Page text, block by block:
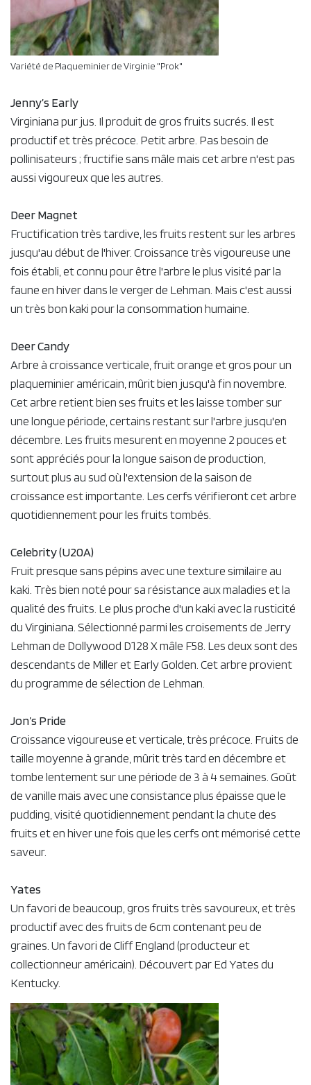
Variété de Plaqueminier de Virginie "Prok"
Jenny’s Early
Virginiana pur jus. Il produit de gros fruits sucrés. Il est
productif et très précoce. Petit arbre. Pas besoin de
pollinisateurs ; fructifie sans mâle mais cet arbre n'est pas
aussi vigoureux que les autres.
Deer Magnet
Fructification très tardive, les fruits restent sur les arbres
jusqu'au début de l'hiver. Croissance très vigoureuse une
fois établi, et connu pour être l'arbre le plus visité par la
faune en hiver dans le verger de Lehman. Mais c'est aussi
un très bon kaki pour la consommation humaine.
Deer Candy
Arbre à croissance verticale, fruit orange et gros pour un
plaqueminier américain, mûrit bien jusqu'à fin novembre.
Cet arbre retient bien ses fruits et les laisse tomber sur
une longue période, certains restant sur l'arbre jusqu'en
décembre. Les fruits mesurent en moyenne 2 pouces et
sont appréciés pour la longue saison de production,
surtout plus au sud où l'extension de la saison de
croissance est importante. Les cerfs vérifieront cet arbre
quotidiennement pour les fruits tombés.
Celebrity (U20A)
Fruit presque sans pépins avec une texture similaire au
kaki. Très bien noté pour sa résistance aux maladies et la
qualité des fruits. Le plus proche d'un kaki avec la rusticité
du Virginiana. Sélectionné parmi les croisements de Jerry
Lehman de Dollywood D128 X mâle F58. Les deux sont des
descendants de Miller et Early Golden. Cet arbre provient
du programme de sélection de Lehman.
Jon’s Pride
Croissance vigoureuse et verticale, très précoce. Fruits de
taille moyenne à grande, mûrit très tard en décembre et
tombe lentement sur une période de 3 à 4 semaines. Goût
de vanille mais avec une consistance plus épaisse que le
pudding, visité quotidiennement pendant la chute des
fruits et en hiver une fois que les cerfs ont mémorisé cette
saveur.
Yates
Un favori de beaucoup, gros fruits très savoureux, et très
productif avec des fruits de 6cm contenant peu de
graines. Un favori de Cliff England (producteur et
collectionneur américain). Découvert par Ed Yates du
Kentucky.